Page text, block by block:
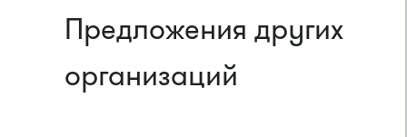
Предложения других
организаций